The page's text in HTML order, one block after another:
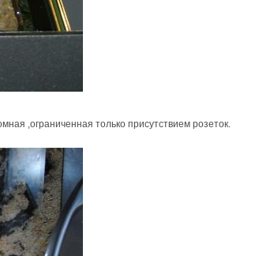
,ограниченная только присутствием розеток.